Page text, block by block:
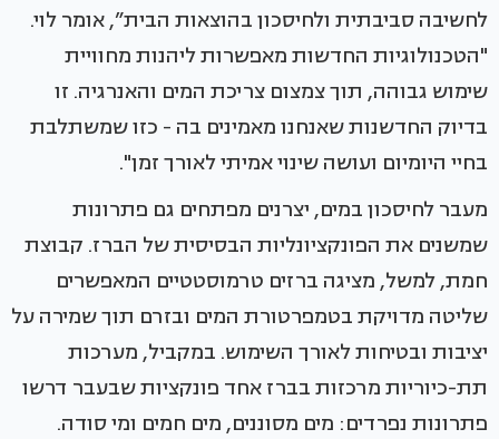
לחשיבה סביבתית ולחיסכון בהוצאות הבית”, אומר לוי.
"הטכנולוגיות החדשות מאפשרות ליהנות מחוויית
שימוש גבוהה, תוך צמצום צריכת המים והאנרגיה. זו
בדיוק החדשנות שאנחנו מאמינים בה - כזו שמשתלבת
בחיי היומיום ועושה שינוי אמיתי לאורך זמן".
מעבר לחיסכון במים, יצרנים מפתחים גם פתרונות
שמשנים את הפונקציונליות הבסיסית של הברז. קבוצת
חמת, למשל, מציגה ברזים טרמוסטטיים המאפשרים
שליטה מדויקת בטמפרטורת המים ובזרם תוך שמירה על
יציבות ובטיחות לאורך השימוש. במקביל, מערכות
תת-כיוריות מרכזות בברז אחד פונקציות שבעבר דרשו
פתרונות נפרדים: מים מסוננים, מים חמים ומי סודה.